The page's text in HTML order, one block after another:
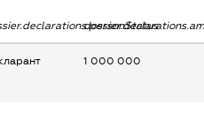
1 000 000